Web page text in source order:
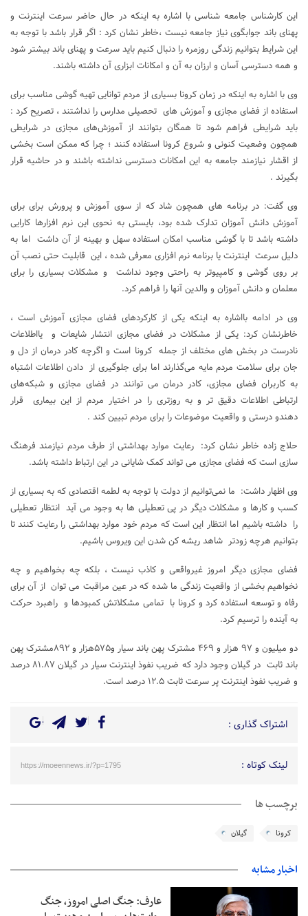
این کارشناس جامعه شناسی با اشاره به اینکه در حال حاضر سرعت اینترنت و
پهنای باند جوابگوی نیاز جامعه نیست ،خاطر نشان کرد : اگر قرار باشد با توجه به
این شرایط بتوانیم زندگی روزمره را دنبال کنیم باید سرعت و پهنای باند بیشتر شود
و همه دسترسی آسان و ارزان به آن و امکانات ابزاری آن داشته باشند.
وی با اشاره به اینکه در زمان کرونا بسیاری از مردم توانایی تهیه گوشی مناسب برای
استفاده از فضای مجازی و آموزش های تحصیلی مدارس را نداشتند ، تصریح کرد :
باید شرایطی فراهم شود تا همگان بتوانند از آموزش‌های مجازی در شرایطی
همچون وضعیت کنونی و شروع کرونا استفاده کنند ؛ چرا که ممکن است بخشی
از اقشار نیازمند جامعه به این امکانات دسترسی نداشته باشند و در حاشیه قرار
بگیرند .
وی گفت: در برنامه های همچون شاد که از سوی آموزش و پرورش برای برای
آموزش دانش آموزان تدارک شده بود، بایستی به نحوی این نرم افزارها کارایی
داشته باشد تا با گوشی مناسب امکان استفاده سهل و بهینه از آن داشت اما به
دلیل سرعت اینترنت یا برنامه نرم افزاری معرفی شده ، این قابلیت حتی نصب آن
بر روی گوشی و کامپیوتر به راحتی وجود نداشت و مشکلات بسیاری را برای
معلمان و دانش آموزان و والدین آنها را فراهم کرد.
وی در ادامه بااشاره به اینکه یکی از کارکردهای فضای مجازی آموزش است ،
خاطرنشان کرد: یکی از مشکلات در فضای مجازی انتشار شایعات و یااطلاعات
نادرست در بخش های مختلف از جمله کرونا است و اگرچه کادر درمان از دل و
جان برای سلامت مردم مایه می‌گذارند اما برای جلوگیری از دادن اطلاعات اشتباه
به کاربران فضای مجازی، کادر درمان می توانند در فضای مجازی و شبکه‌های
ارتباطی اطلاعات دقیق تر و به روزتری را در اختیار مردم از این بیماری قرار
دهندو درستی و واقعیت موضوعات را برای مردم تبیین کند .
حلاج زاده خاطر نشان کرد: رعایت موارد بهداشتی از طرف مردم نیازمند فرهنگ
سازی است که فضای مجازی می تواند کمک شایانی در این ارتباط داشته باشد.
وی اظهار داشت: ما نمی‌توانیم از دولت با توجه به لطمه اقتصادی که به بسیاری از
کسب و کارها و مشکلات دیگر در پی تعطیلی ها به وجود می آید انتظار تعطیلی
را داشته باشیم اما انتظار این است که مردم خود موارد بهداشتی را رعایت کنند تا
بتوانیم هرچه زودتر شاهد ریشه کن شدن این ویروس باشیم.
فضای مجازی دیگر امروز غیرواقعی و کاذب نیست ، بلکه چه بخواهیم و چه
نخواهیم بخشی از واقعیت زندگی ما شده که در عین مراقبت می توان از آن برای
رفاه و توسعه استفاده کرد و کرونا با تمامی مشکلاتش کمبودها و راهبرد حرکت
به آینده را ترسیم کرد.
دو میلیون و ۹۷ هزار و ۴۶۹ مشترک پهن باند سیار و۵۷۵هزار و ۸۹۲مشترک پهن
باند ثابت در گیلان وجود دارد که ضریب نفوذ اینترنت سیار در گیلان ۸۱.۸۷ درصد
و ضریب نفوذ اینترنت پر سرعت ثابت ۱۲.۵ درصد است.
اشتراک گذاری :
لینک کوتاه : https://moeennews.ir/?p=1795
برچسب ها
کرونا گیلان
اخبار مشابه
عارف: جنگ اصلی امروز، جنگ